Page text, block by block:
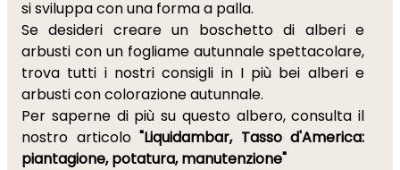
si sviluppa con una forma a palla.
Se desideri creare un boschetto di alberi e
arbusti con un fogliame autunnale spettacolare,
trova tutti i nostri consigli in I più bei alberi e
arbusti con colorazione autunnale.
Per saperne di più su questo albero, consulta il
nostro articolo "Liquidambar, Tasso d'America:
piantagione, potatura, manutenzione"